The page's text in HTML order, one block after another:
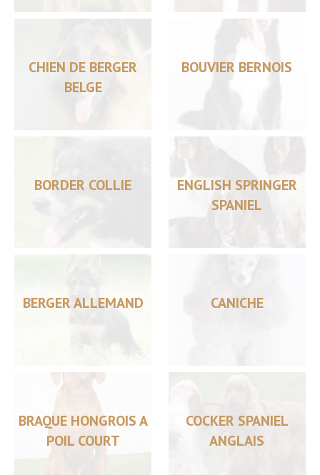
CHIEN DE BERGER
BELGE
BOUVIER BERNOIS
BORDER COLLIE
ENGLISH SPRINGER
SPANIEL
BERGER ALLEMAND CANICHE
BRAQUE HONGROIS A
POIL COURT
COCKER SPANIEL
ANGLAIS